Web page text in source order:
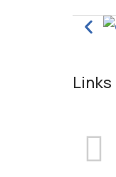
Links